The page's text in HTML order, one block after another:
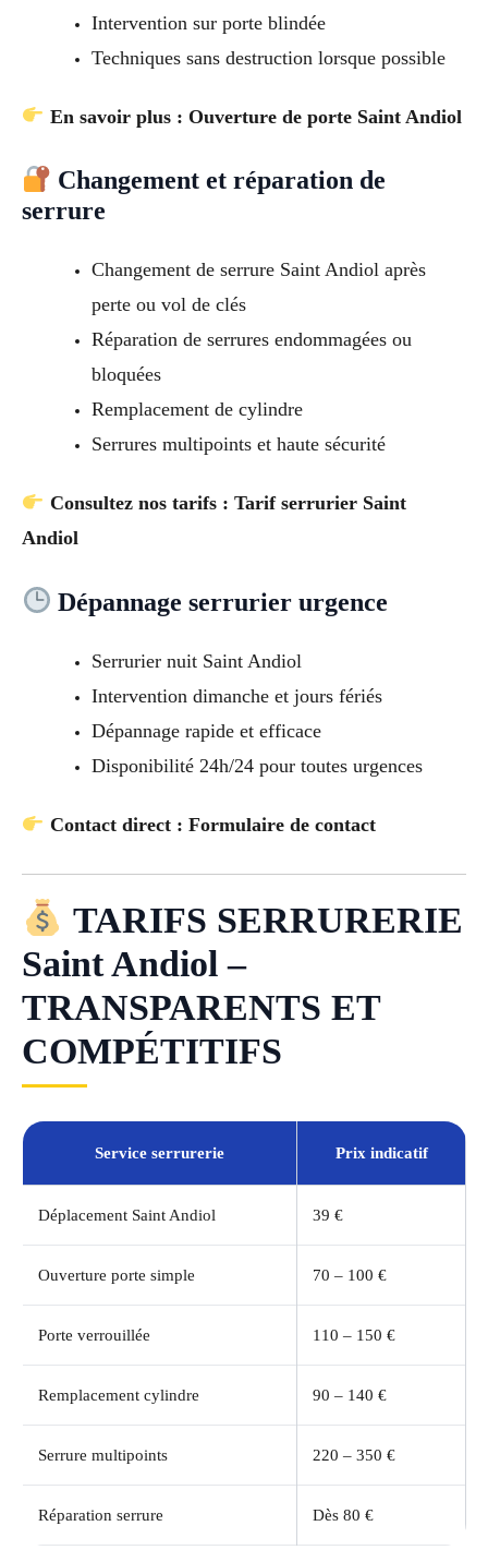
Intervention sur porte blindée
Techniques sans destruction lorsque possible
En savoir plus : Ouverture de porte Saint Andiol
Changement et réparation de
serrure
Changement de serrure Saint Andiol après
perte ou vol de clés
Réparation de serrures endommagées ou
bloquées
Remplacement de cylindre
Serrures multipoints et haute sécurité
Consultez nos tarifs : Tarif serrurier Saint
Andiol
Dépannage serrurier urgence
Serrurier nuit Saint Andiol
Intervention dimanche et jours fériés
Dépannage rapide et efficace
Disponibilité 24h/24 pour toutes urgences
Contact direct : Formulaire de contact
TARIFS SERRURERIE
Saint Andiol –
TRANSPARENTS ET
COMPÉTITIFS
Service serrurerie Prix indicatif
Déplacement Saint Andiol 39 €
Ouverture porte simple 70 – 100 €
Porte verrouillée 110 – 150 €
Remplacement cylindre 90 – 140 €
Serrure multipoints 220 – 350 €
Réparation serrure Dès 80 €